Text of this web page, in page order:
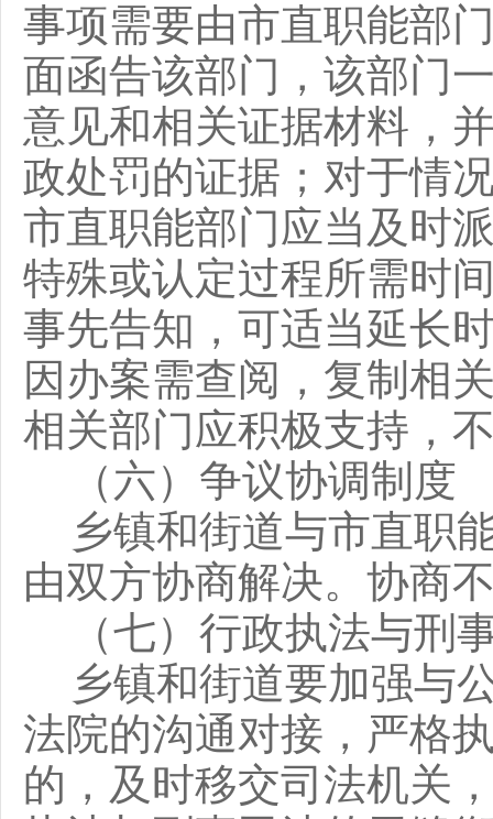
事项需要由市直职能部
面函告该部门，该部门
意见和相关证据材料，
政处罚的证据；对于情
市直职能部门应当及时
特殊或认定过程所需时
事先告知，可适当延长
因办案需查阅，复制相
相关部门应积极支持，
（六）争议协调制度
乡镇和街道与市直职
由双方协商解决。协商
（七）行政执法与刑
乡镇和街道要加强与
法院的沟通对接，严格
的，及时移交司法机关